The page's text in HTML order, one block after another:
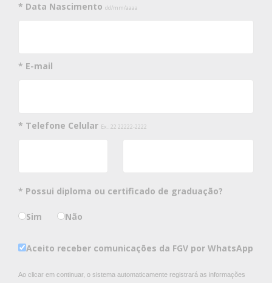
* Data Nascimento dd/mm/aaaa
* E-mail
* Telefone Celular Ex.: 22 22222-2222
* Possui diploma ou certificado de graduação?
Sim Não
Aceito receber comunicações da FGV por WhatsApp
Ao clicar em continuar, o sistema automaticamente registrará as informações